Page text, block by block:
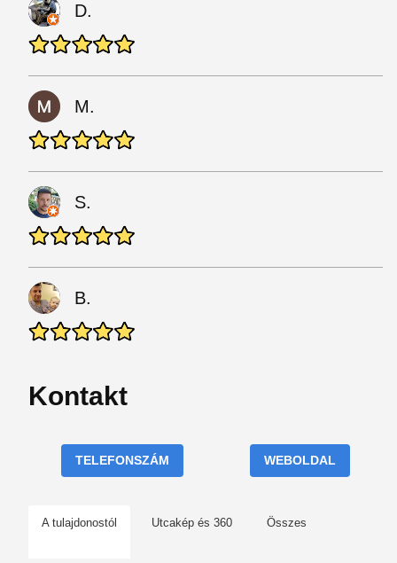
D.
M.
S.
B.
Kontakt
TELEFONSZÁM WEBOLDAL
A tulajdonostól Utcakép és 360 Összes